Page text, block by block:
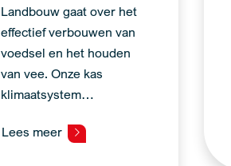
Landbouw gaat over het
effectief verbouwen van
voedsel en het houden
van vee. Onze kas
klimaatsystem…
Lees meer